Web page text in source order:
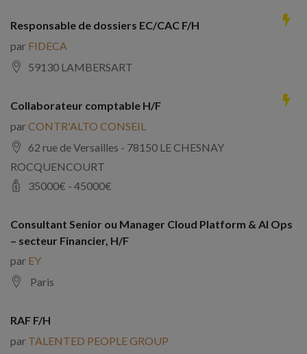
Responsable de dossiers EC/CAC F/H
par FIDECA
59130 LAMBERSART
Collaborateur comptable H/F
parCONTR'ALTO CONSEIL
62 rue de Versailles - 78150 LE CHESNAY
ROCQUENCOURT
35000€ - 45000€
Consultant Senior ou Manager Cloud Platform & AI Ops
– secteur Financier, H/F
par EY
Paris
RAF F/H
par TALENTED PEOPLE GROUP